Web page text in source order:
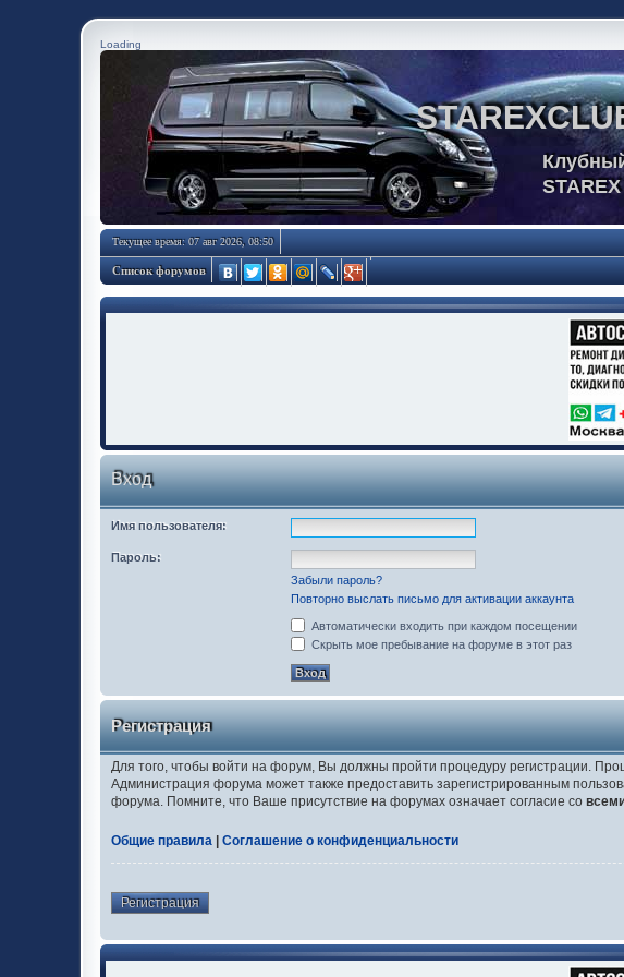
Loading
STAREX
Текущее время: 07 авг 2026, 08:50
Список форумов
Вход
Имя пользователя:
Пароль:
Забыли пароль?
Повторно выслать письмо для активации аккаунта
Автоматически входить при каждом посещении
Скрыть мое пребывание на форуме в этот раз
Регистрация
Для того, чтобы войти на форум, Вы должны пройти процедуру регистрации.
Администрация форума может также предоставить зарегистрированным
форума. Помните, что Ваше присутствие на форумах означает согласие со
Общие правила Соглашение о конфиденциальности
Регистрация